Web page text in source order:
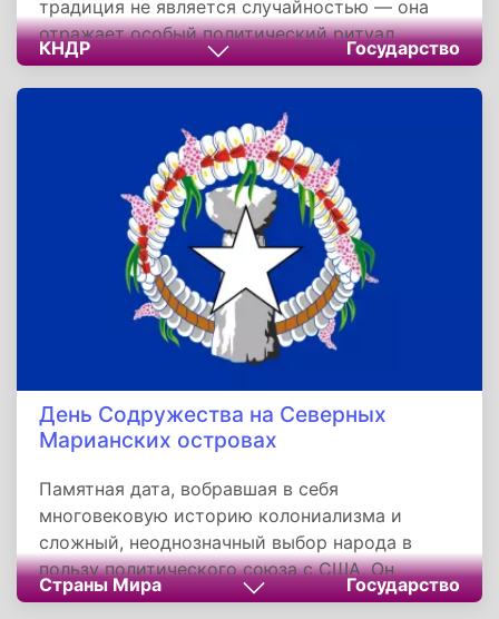
традиция не является случайностью — она
отражает особый политический ритуал
страны, где личное торжество лидера
превращается в национальный праздник лишь
с течением времени, после укрепления его
статуса и достижений. Сейчас 8 января — это
скорее памятная дата, подчёркивающая
преемственность власти и ожидающая своего
будущего возвышения в официальной
КНДР Государство
День Содружества на Северных
Марианских островах
Памятная дата, вобравшая в себя
многовековую историю колониализма и
сложный, неоднозначный выбор народа в
пользу политического союза с США. Он
символизирует обретение меры
Страны Мира Государство